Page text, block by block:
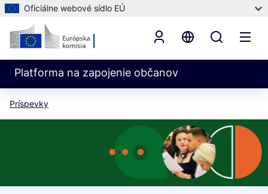
Oficiálne webové sídlo EÚ
Platforma na zapojenie občanov
Príspevky